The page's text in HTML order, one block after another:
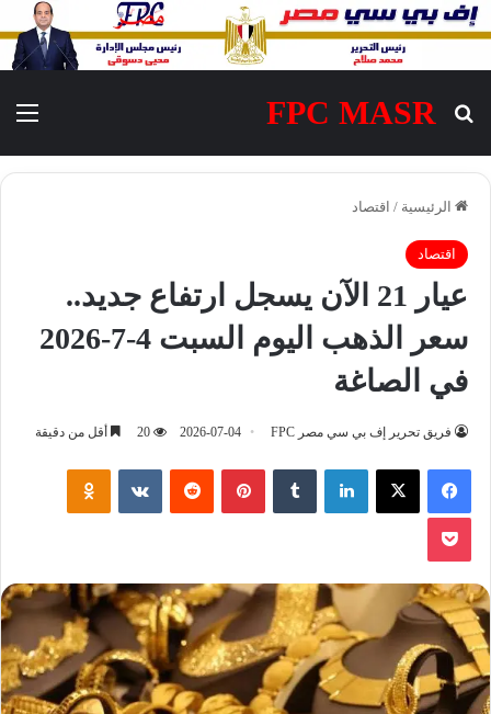
FPC MASR
بحث عن
الرئيسية / اقتصاد
اقتصاد
عيار 21 الآن يسجل ارتفاع جديد..
سعر الذهب اليوم السبت 4-7-2026
في الصاغة
فريق تحرير إف بي سي مصر FPC 2026-07-04
20 أقل من دقيقة
فيسبوك ‫X لينكدإن بينتيريست